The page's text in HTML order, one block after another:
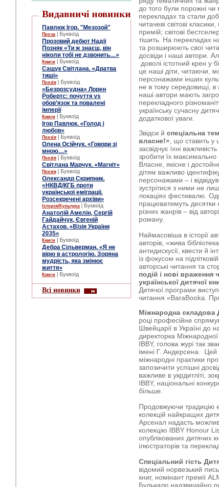
Видавничі новинки
Павлюк Ігор. "Мезозой"
Проза | Буквоїд
Прозовий дебют Надії
Позняк «Ти ж знаєш, він
ніколи тобі не дзвонить…»
Книги | Буквоїд
Сащук Світлана. «Дратва
тиші»
Поезія | Буквоїд
«Безрозсудна» Лорен
Робертс: почуття vs
обов’язок та повалені
імперії
Книги | Буквоїд
Ігор Павлюк. «Голод і
любов»
Поезія | Буквоїд
Олена Осійчук. «Говори зі
мною…»
Поезія | Буквоїд
Світлана Марчук. «Магніт»
Поезія | Буквоїд
Олександр Скрипник.
«НКВД/КГБ проти
української еміграції.
Розсекречені архіви»
Історія/Культура | Буквоїд
Анатолій Амелін, Сергій
Гайдайчук, Євгеній
Астахов. «Візія України
2035»
Книги | Буквоїд
Дебра Сільверман. «Я не
вірю в астрологію. Зоряна
мудрість, яка змінює
життя»
Книги | Буквоїд
Всі новинки
до того були порожні
перекладах та стали
читачеві світові
премій; світові
тішить. На перекладах
та розширюють свої
досвіди і наші автори.
доволі істотний крен у
це наші діти, читаючи,
персонажами інших
не в тому середовищі,
наші автори мають
перекладного
українську сучасну
додаткової уваги.
Звідси й спеціальна
власне!» , що ставить у
засвідчує їхні
зробити їх максимально
Власне, якісне і
дітям важливо
персонажами – і
зустрітися з ними не
локаціях фестивалю.
працюватимуть десятки
різних жанрів – від
роману.
Наймасовіша в історії
авторів, «жива
антидискусії, квести й
із фокусом на
авторські читання та
подій і нові враження
української дитячої
Дитячої програми
читання «BaraBooka.
Міжнародна складова
році професійне
Швейцарії в Україні до
директорка
IBBY, голова журі так
імені Г. Андерсена. Цей
міжнародні практики
запозичити успішні
важливе в укрдитліті,
IBBY, національні
більше.
Продовжуючи традицію
колекцій найкращих
Арсенал надасть
колекцію IBBY Honour
опублікованих дитячих
ілюстраторів та
Спеціальний гість
відомий норвезький
книг, номінант премії
Булькало надзвичайно